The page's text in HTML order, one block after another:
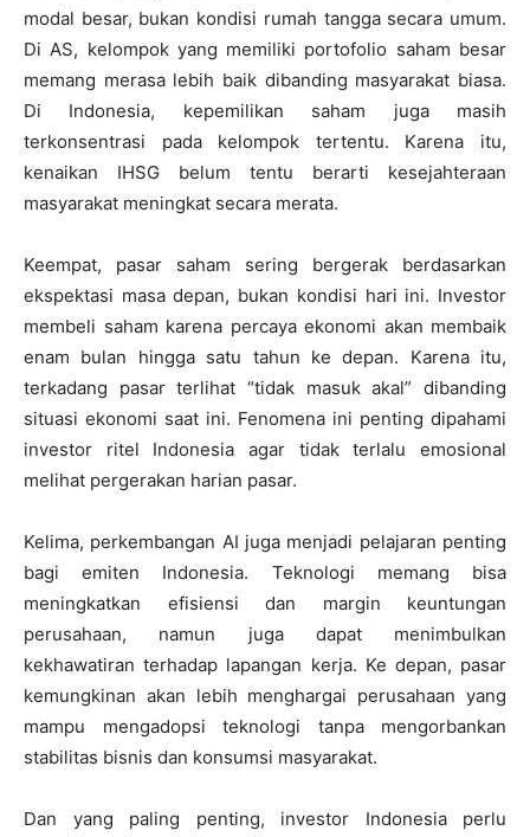
modal besar, bukan kondisi rumah tangga secara umum.
Di AS, kelompok yang memiliki portofolio saham besar
memang merasa lebih baik dibanding masyarakat biasa.
Di Indonesia, kepemilikan saham juga masih
terkonsentrasi pada kelompok tertentu. Karena itu,
kenaikan IHSG belum tentu berarti kesejahteraan
masyarakat meningkat secara merata.
Keempat, pasar saham sering bergerak berdasarkan
ekspektasi masa depan, bukan kondisi hari ini. Investor
membeli saham karena percaya ekonomi akan membaik
enam bulan hingga satu tahun ke depan. Karena itu,
terkadang pasar terlihat “tidak masuk akal” dibanding
situasi ekonomi saat ini. Fenomena ini penting dipahami
investor ritel Indonesia agar tidak terlalu emosional
melihat pergerakan harian pasar.
Kelima, perkembangan AI juga menjadi pelajaran penting
bagi emiten Indonesia. Teknologi memang bisa
meningkatkan efisiensi dan margin keuntungan
perusahaan, namun juga dapat menimbulkan
kekhawatiran terhadap lapangan kerja. Ke depan, pasar
kemungkinan akan lebih menghargai perusahaan yang
mampu mengadopsi teknologi tanpa mengorbankan
stabilitas bisnis dan konsumsi masyarakat.
Dan yang paling penting, investor Indonesia perlu